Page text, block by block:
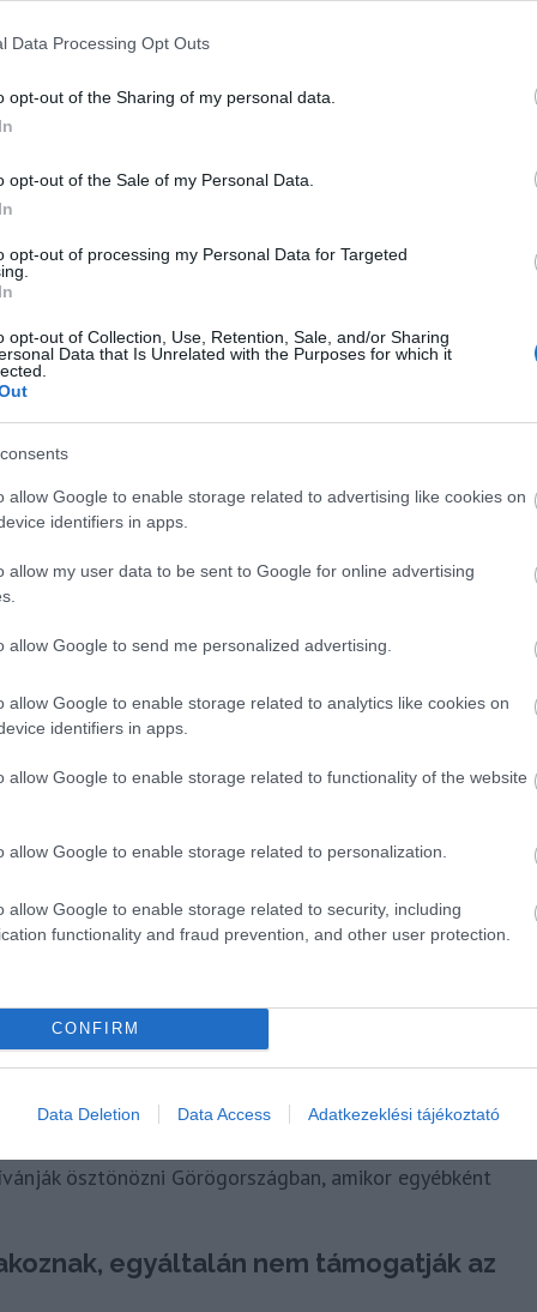
Data Processing Opt Outs
opt-out of the Sharing of my personal data.
opt-out of the Sale of my Personal Data.
opt-out of processing my Personal Data for Targeted
opt-out of Collection, Use, Retention, Sale, and/or Sharing
Data that Is Unrelated with the Purposes for which it
allow Google to enable storage related to advertising like cookies on
identifiers in apps.
allow my user data to be sent to Google for online advertising
allow Google to send me personalized advertising.
allow Google to enable storage related to analytics like cookies on
identifiers in apps.
allow Google to enable storage related to functionality of the website
allow Google to enable storage related to personalization.
allow Google to enable storage related to security, including
functionality and fraud prevention, and other user protection.
CONFIRM
Data Deletion Data Access Adatkezeklési tájékoztató
a klímaadót a rövid távra bérelt
kerül felszámításra, és a díj március és október
esetében 1,50 eurót kell fizetni a főszezonban,
már 3 euró. A négycsillagos szállodákban napi
eurót szükséges megfizetnie a vendégeknek. A
formában is:
4 EUR/éj
1 EUR/éj
2 EUR/éj
a rövid távra bérelt szobák vagy lakások
ingatlan családi ház vagy villa, 10 euró a
0,5 és 4 euró között alakul – a főszezonon
ösztönözni Görögországban, amikor egyébként
egyáltalán nem támogatják az